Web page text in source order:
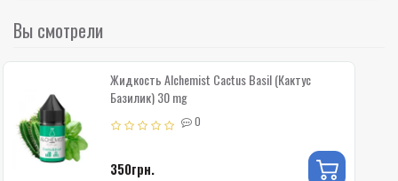
Вы смотрели
Жидкость Alchemist Cactus Basil (Кактус
Базилик) 30 mg
0
350грн.